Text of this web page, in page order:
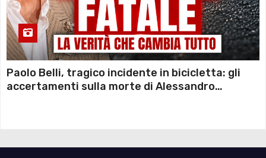
Paolo Belli, tragico incidente in bicicletta: gli
accertamenti sulla morte di Alessandro